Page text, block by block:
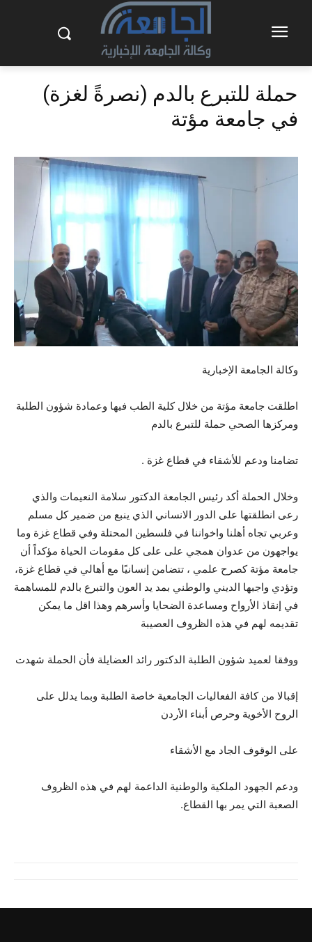
حملة للتبرع بالدم (نصرةً لغزة)
في جامعة مؤتة
وكالة الجامعة الإخبارية
اطلقت جامعة مؤتة من خلال كلية الطب فيها وعمادة شؤون الطلبة
ومركزها الصحي حملة للتبرع بالدم
تضامنا ودعم للأشقاء في قطاع غزة .
وخلال الحملة أكد رئيس الجامعة الدكتور سلامة النعيمات والذي
رعى انطلقتها على الدور الانساني الذي ينبع من ضمير كل مسلم
وعربي تجاه أهلنا واخواننا في فلسطين المحتلة وفي قطاع غزة وما
يواجهون من عدوان همجي على على كل مقومات الحياة مؤكداً أن
جامعة مؤتة كصرح علمي ، تتضامن إنسانيًا مع أهالي في قطاع غزة،
وتؤدي واجبها الديني والوطني بمد يد العون والتبرع بالدم للمساهمة
في إنقاذ الأرواح ومساعدة الضحايا وأسرهم وهذا اقل ما يمكن
تقديمه لهم في هذه الظروف العصيبة
ووفقا لعميد شؤون الطلبة الدكتور رائد العضايلة فأن الحملة شهدت
إقبالا من كافة الفعاليات الجامعية خاصة الطلبة وبما يدلل على
الروح الأخوية وحرص أبناء الأردن
على الوقوف الجاد مع الأشقاء
ودعم الجهود الملكية والوطنية الداعمة لهم في هذه الظروف
الصعبة التي يمر بها القطاع.